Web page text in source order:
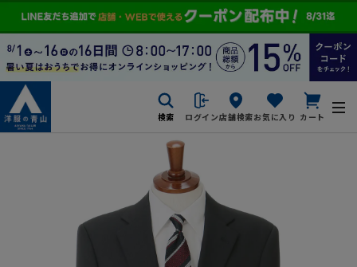
検索 ログイン店舗検索お気に入り カート